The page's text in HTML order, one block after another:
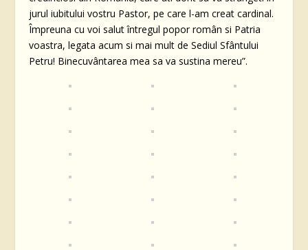
jurul iubitului vostru Pastor, pe care l-am creat cardinal.
Împreuna cu voi salut întregul popor român si Patria
voastra, legata acum si mai mult de Sediul Sfântului
Petru! Binecuvântarea mea sa va sustina mereu”.